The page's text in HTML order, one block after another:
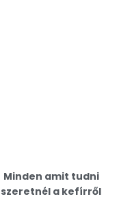
Minden amit tudni
szeretnél a kefírről